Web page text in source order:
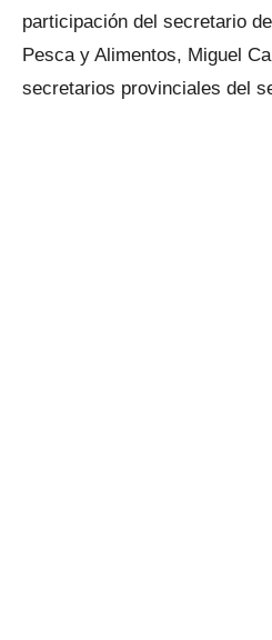
participación del secretario
Pesca y Alimentos, Miguel
secretarios provinciales del